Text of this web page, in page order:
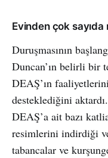
Evinden çok sayıda
Duruşmasının
Duncan’ın belirli bir
DEAŞ’ın
desteklediğini
DEAŞ’a ait bazı
resimlerini indirdiği
tabancalar ve